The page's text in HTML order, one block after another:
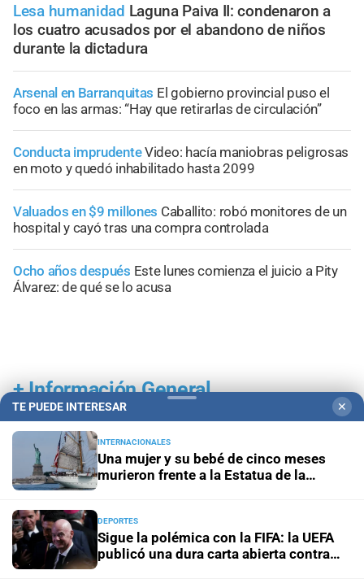
Lesa humanidad Laguna Paiva II: condenaron a
los cuatro acusados por el abandono de niños
durante la dictadura
Arsenal en Barranquitas El gobierno provincial puso el
foco en las armas: “Hay que retirarlas de circulación”
Conducta imprudenteVideo: hacía maniobras peligrosas
en moto y quedó inhabilitado hasta 2099
Valuados en $9 millones Caballito: robó monitores de un
hospital y cayó tras una compra controlada
Ocho años después Este lunes comienza el juicio a Pity
Álvarez: de qué se lo acusa
+Información General
TE PUEDE INTERESAR ✕
INTERNACIONALES
Una mujer y su bebé de cinco meses
murieron frente a la Estatua de la
DEPORTES
Sigue la polémica con la FIFA: la UEFA
publicó una dura carta abierta contra